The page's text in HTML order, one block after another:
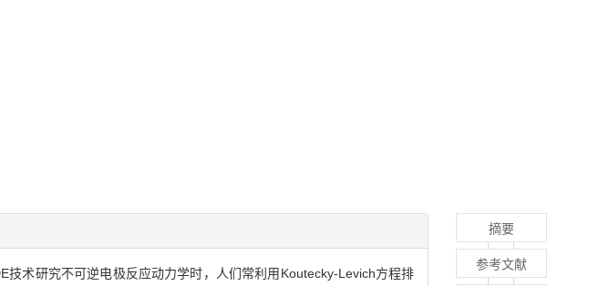
术研究不可逆电极反应动力学时，人们常利用Koutecky-Levich方程排
摘要
参考文献